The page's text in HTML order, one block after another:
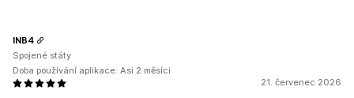
21. červenec 2026
INB4
Spojené státy
Doba používání aplikace: Asi 2 měsíci